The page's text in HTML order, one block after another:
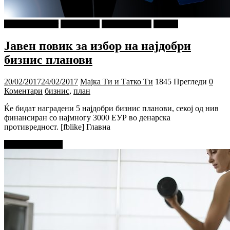
Јавен повик за избор на најдобри
бизнис планови
20/02/201724/02/2017 Мајка Ти и Татко Ти 1845 Прегледи 0
Коментари бизнис, план
Ќе бидат наградени 5 најдобри бизнис планови, секој од нив
финансиран со најмногу 3000 ЕУР во денарска
противредност. [fblike] Главна